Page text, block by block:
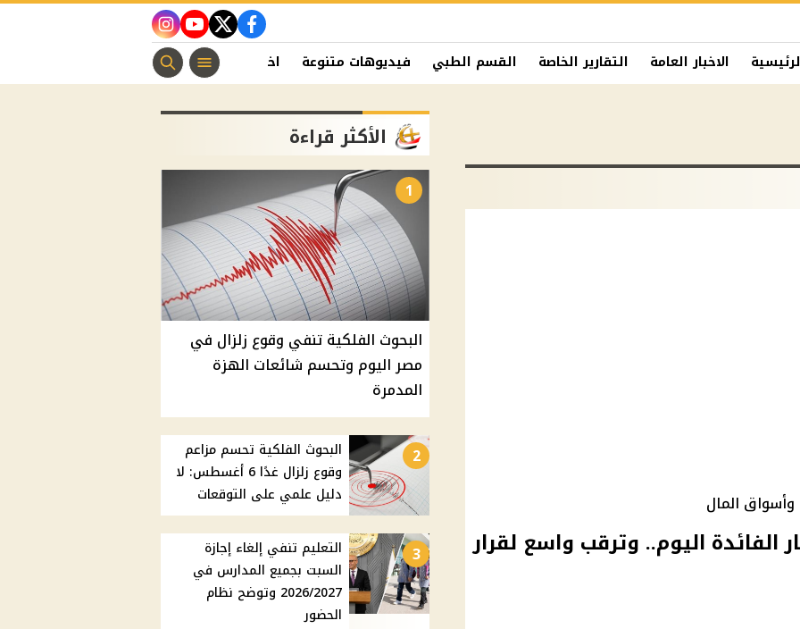
facebook
twitter
youtube
instagram
الاخبار العامة التقارير الخاصة القسم الطبي فيديوهات متنوعة اخبار الفن منوعات مسيحية
وأسواق المال
الفائدة اليوم.. وترقب واسع لقرار
الأكثر قراءة
1
البحوث الفلكية تنفي وقوع زلزال في
مصر اليوم وتحسم شائعات الهزة
المدمرة
2
البحوث الفلكية تحسم مزاعم
وقوع زلزال غدًا 6 أغسطس: لا
دليل علمي على التوقعات
3
التعليم تنفي إلغاء إجازة
السبت بجميع المدارس في
2026/2027 وتوضح نظام
الحضور